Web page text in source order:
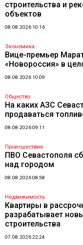
строительства и
объектов
08.08.2026 10:16
Экономика
Вице-премьер
«Новороссия» в
08.08.2026 10:09
Общество
На каких АЗС
продаваться
08.08.2026 09:11
Происшествия
ПВО Севастополя
над городом
08.08.2026 08:58
Недвижимость
Квартиры в
разрабатывает
строительства
07.08.2026 22:24